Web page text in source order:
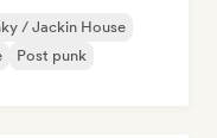
/ Jackin House
Post punk